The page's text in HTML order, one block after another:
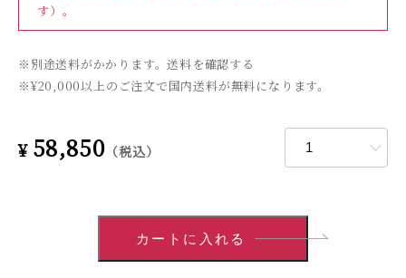
す）。
※別途送料がかかります。送料を確認する
※¥20,000以上のご注文で国内送料が無料になります。
¥ 58,850 （税込）